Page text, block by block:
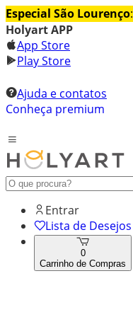
Especial São Lourenço:
Holyart APP
App Store
Play Store
Ajuda e contatos
Conheça premium
Entrar
Lista de Desejos
0
Carrinho de Compras